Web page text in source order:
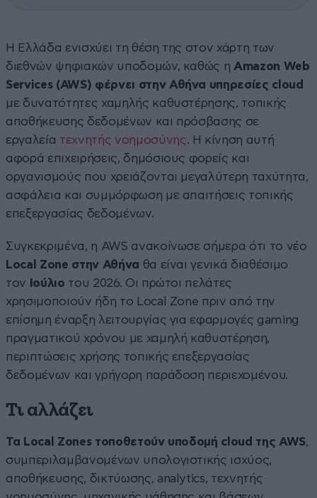
Η Ελλάδα ενισχύει τη θέση της στον χάρτη των
διεθνών ψηφιακών υποδομών, καθώς η Amazon Web
Services (AWS) φέρνει στην Αθήνα υπηρεσίες cloud
με δυνατότητες χαμηλής καθυστέρησης, τοπικής
αποθήκευσης δεδομένων και πρόσβασης σε
εργαλεία τεχνητής νοημοσύνης. Η κίνηση αυτή
αφορά επιχειρήσεις, δημόσιους φορείς και
οργανισμούς που χρειάζονται μεγαλύτερη ταχύτητα,
ασφάλεια και συμμόρφωση με απαιτήσεις τοπικής
επεξεργασίας δεδομένων.
Συγκεκριμένα, η AWS ανακοίνωσε σήμερα ότι το νέο
Local Zone στην Αθήνα θα είναι γενικά διαθέσιμο
τον
Ιούλιο του 2026. Οι πρώτοι πελάτες
χρησιμοποιούν ήδη το Local Zone πριν από την
επίσημη έναρξη λειτουργίας για εφαρμογές gaming
πραγματικού χρόνου με χαμηλή καθυστέρηση,
περιπτώσεις χρήσης τοπικής επεξεργασίας
δεδομένων και γρήγορη παράδοση περιεχομένου.
Τι αλλάζει
Τα Local Zones τοποθετούν υποδομή cloud της AWS,
συμπεριλαμβανομένων υπολογιστικής ισχύος,
αποθήκευσης, δικτύωσης, analytics, τεχνητής